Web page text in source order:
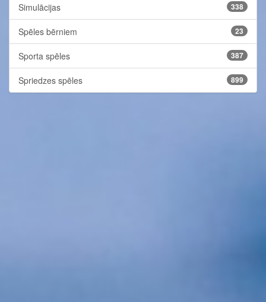
Simulācijas 338
Spēles bērniem 23
Sporta spēles 387
Spriedzes spēles 899